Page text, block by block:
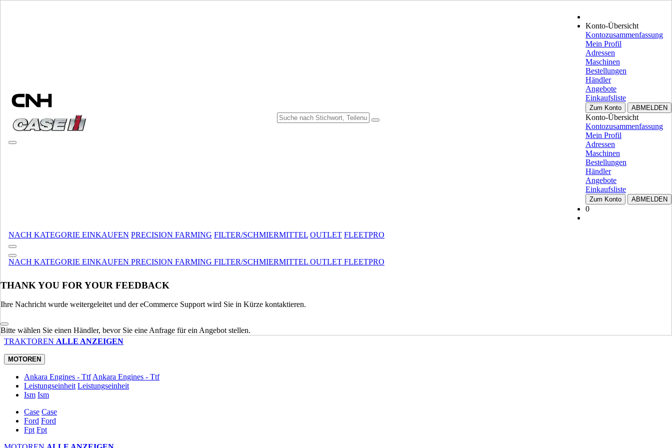
Konto-Übersicht
Kontozusammenfassung
Mein Profil
Adressen
Maschinen
Bestellungen
Händler
Angebote
Einkaufsliste
Zum Konto ABMELDEN
Konto-Übersicht
Kontozusammenfassung
Mein Profil
Adressen
Maschinen
Bestellungen
Händler
Angebote
Einkaufsliste
Zum Konto ABMELDEN
0
NACH KATEGORIE EINKAUFEN PRECISION FARMING FILTER/SCHMIERMITTEL OUTLET FLEETPRO
NACH KATEGORIE EINKAUFEN PRECISION FARMING FILTER/SCHMIERMITTEL OUTLET FLEETPRO
THANK YOU FOR YOUR FEEDBACK
Ihre Nachricht wurde weitergeleitet und der eCommerce Support wird Sie in Kürze kontaktieren.
Bitte wählen Sie einen Händler, bevor Sie eine Anfrage für ein Angebot stellen.
AUSSTATTUNG
MATERIALHANDHABUNG
TRAKTOREN
Utility Utility
Kompakt Kompakt
Legat Legat
Spezialisiert Spezialisiert
TRAKTOREN ALLE ANZEIGEN
MOTOREN
Ankara Engines - Ttf Ankara Engines - Ttf
Leistungseinheit Leistungseinheit
Ism Ism
Case Case
Ford Ford
Fpt Fpt